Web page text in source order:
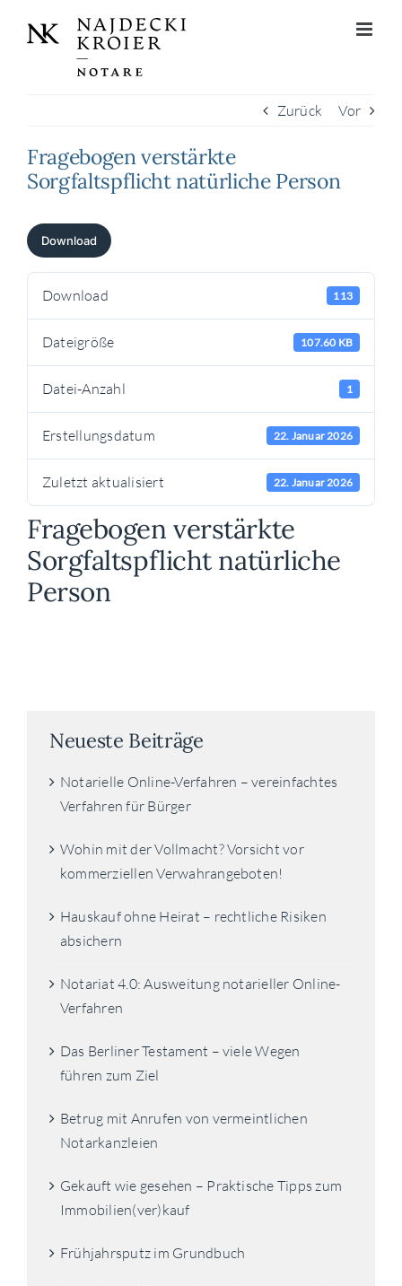
Inhalt
Zurück Vor
Fragebogen verstärkte
Sorgfaltspflicht natürliche Person
Download
Download 113
Dateigröße 107.60 KB
Datei-Anzahl 1
Erstellungsdatum 22. Januar 2026
Zuletzt aktualisiert 22. Januar 2026
Fragebogen verstärkte
Sorgfaltspflicht natürliche
Person
Neueste Beiträge
Notarielle Online-Verfahren – vereinfachtes
Verfahren für Bürger
Wohin mit der Vollmacht? Vorsicht vor
kommerziellen Verwahrangeboten!
Hauskauf ohne Heirat – rechtliche Risiken
absichern
Notariat 4.0: Ausweitung notarieller Online-
Verfahren
Das Berliner Testament – viele Wegen
führen zum Ziel
Betrug mit Anrufen von vermeintlichen
Notarkanzleien
Gekauft wie gesehen – Praktische Tipps zum
Immobilien(ver)kauf
Frühjahrsputz im Grundbuch